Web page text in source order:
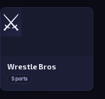
⚔️
Wrestle Bros
Sports